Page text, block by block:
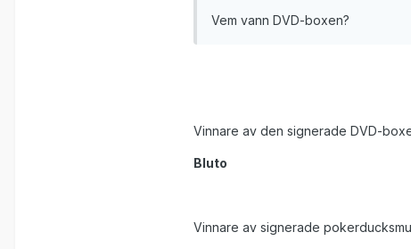
Vem vann DVD-boxen?
Vinnare av den signerade DVD-
Bluto
Vinnare av signerade